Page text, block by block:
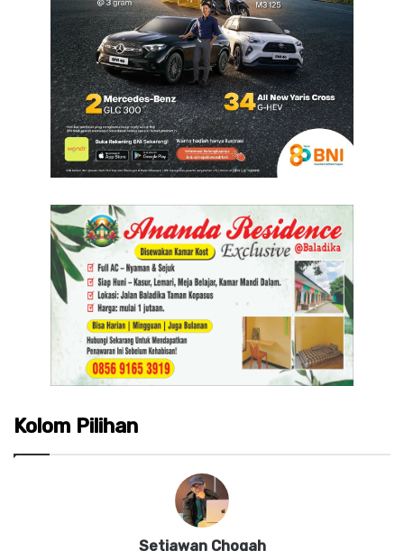
Kolom Pilihan
Setiawan Chogah